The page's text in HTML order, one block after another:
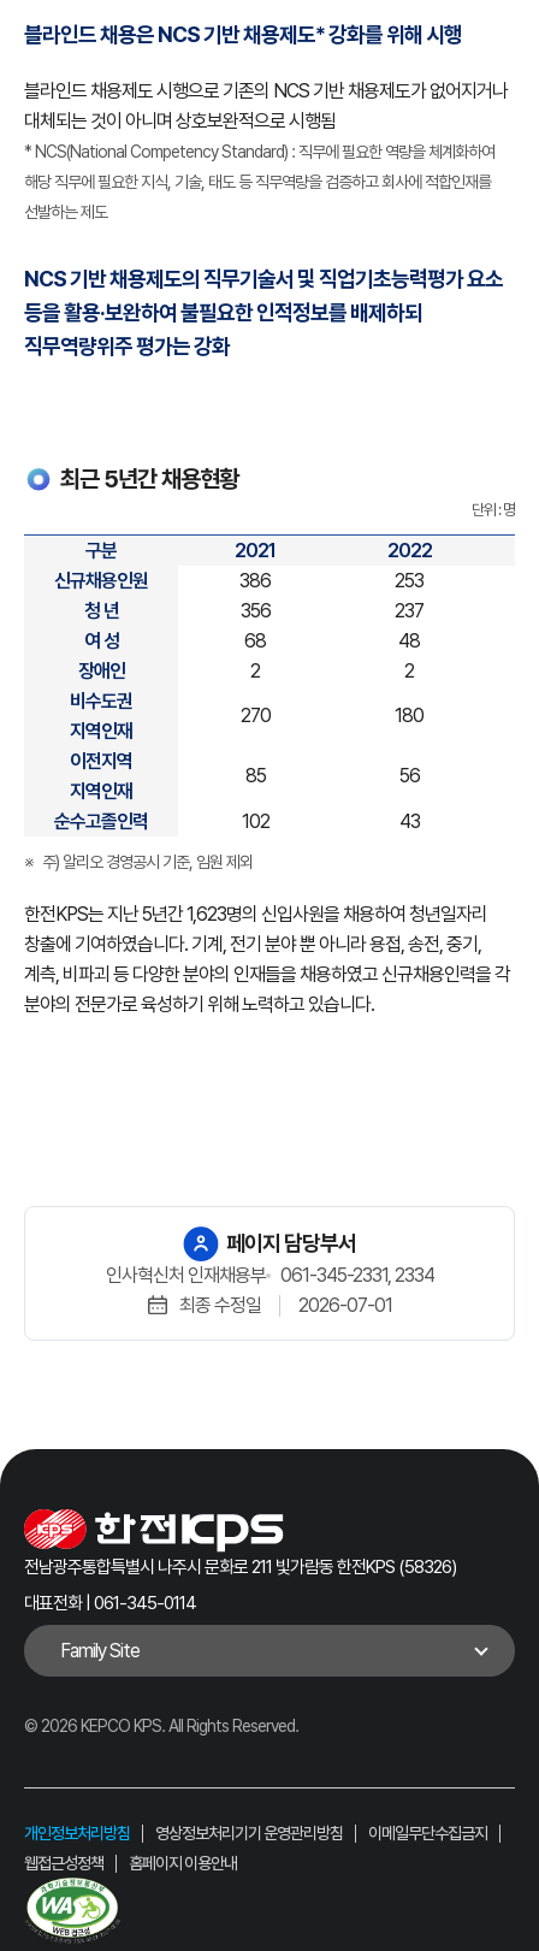
블라인드 채용은 NCS 기반 채용제도* 강화를 위해 시행
블라인드 채용제도 시행으로 기존의 NCS 기반 채용제도가 없어지거나
대체되는 것이 아니며 상호보완적으로 시행됨
* NCS(National Competency Standard) : 직무에 필요한 역량을 체계화하여
해당 직무에 필요한 지식, 기술, 태도 등 직무역량을 검증하고 회사에 적합인재를
선발하는 제도
NCS 기반 채용제도의 직무기술서 및 직업기초능력평가 요소
등을 활용·보완하여 불필요한 인적정보를 배제하되
직무역량위주 평가는 강화
최근 5년간 채용현황
단위 : 명
채용현황에
2020년,
2021년,
2022년,
2023년,
합계
항목에
대한
안내표
구분 2021
2022
신규채용인원
386
253
청 년
356
237
여 성
68
48
장애인
2
2
비수도권
지역인재
270
180
이전지역
지역인재
85
56
순수고졸인력
102 43
주) 알리오 경영공시 기준, 임원 제외
한전KPS는 지난 5년간 1,623명의 신입사원을 채용하여 청년일자리
창출에 기여하였습니다. 기계, 전기 분야 뿐 아니라 용접, 송전, 중기,
계측, 비파괴 등 다양한 분야의 인재들을 채용하였고 신규채용인력을 각
분야의 전문가로 육성하기 위해 노력하고 있습니다.
페이지 담당부서
인사혁신처 인재채용부
061-345-2331, 2334
최종 수정일
2026-07-01
전남광주통합특별시 나주시 문화로 211 빛가람동 한전KPS (58326)
대표전화 | 061-345-0114
Family Site
© 2026 KEPCO KPS. All Rights Reserved.
개인정보처리방침 영상정보처리기기 운영관리방침
이메일무단수집금지
웹접근성정책
홈페이지 이용안내